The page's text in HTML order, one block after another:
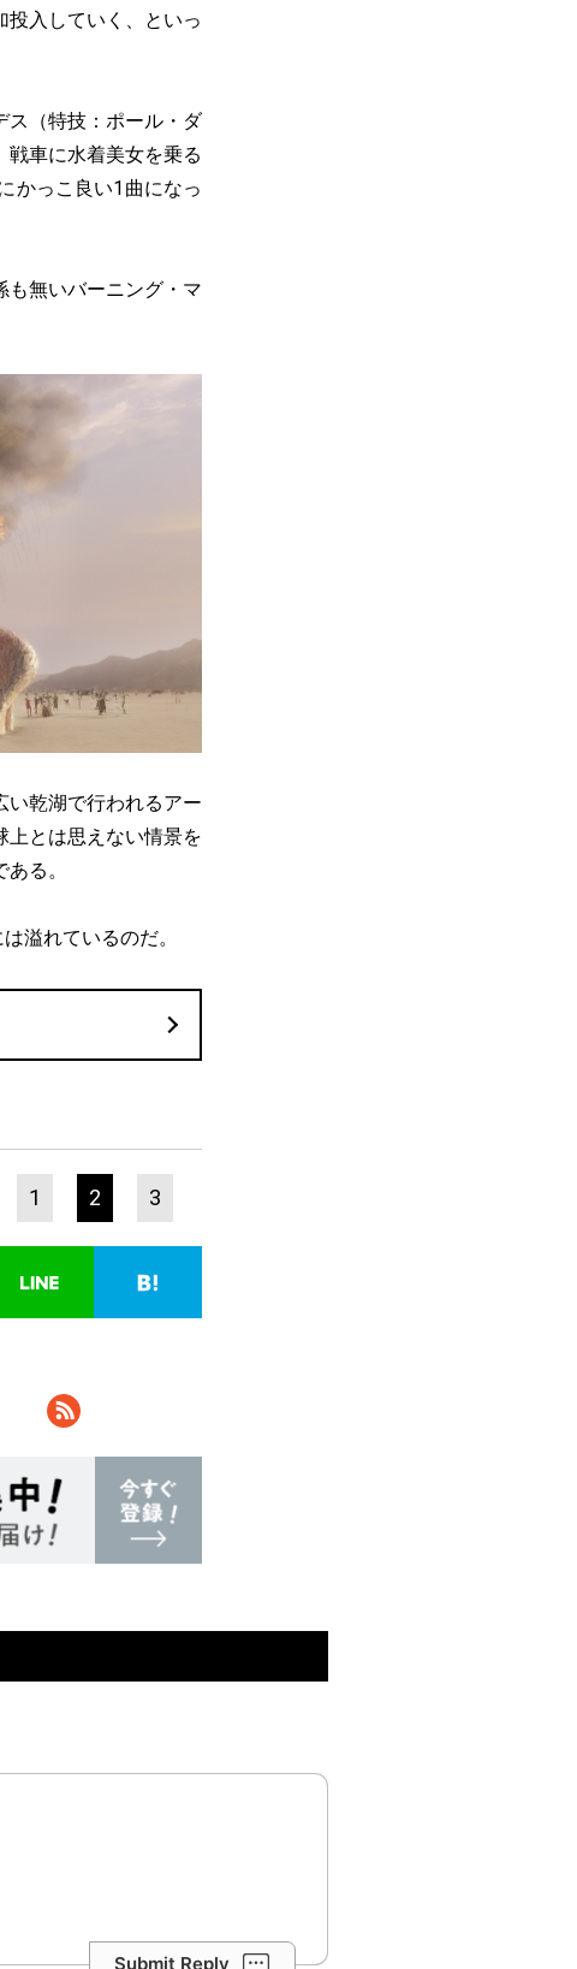
入していく、といっ
（特技：ポール・ダ
戦車に水着美女を乗る
かっこ良い1曲になっ
無いバーニング・マ
乾湖で行われるアー
上とは思えない情景を
る。
溢れているのだ。
1 2 3
Submit Reply